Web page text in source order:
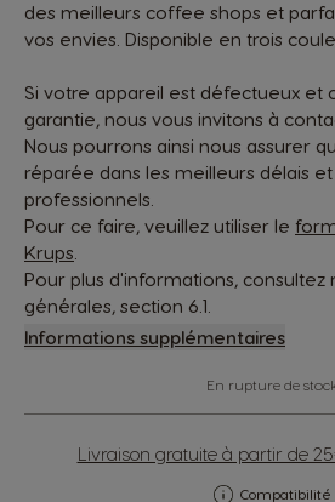
des meilleurs coffee shops et
vos envies. Disponible en trois
Si votre appareil est défectueux et
garantie, nous vous invitons à
Nous pourrons ainsi nous assurer
réparée dans les meilleurs délais
professionnels.
Pour ce faire, veuillez utiliser le
Krups
Pour plus d'informations, consultez
générales, section 6.1.
Informations supplémentaires
En rupture de
Compatibilité
Livraison gratuite à partir de